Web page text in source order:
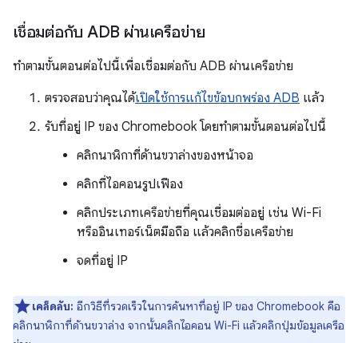
เชื่อมต่อกับ ADB ผ่านเครือข่าย
ทำตามขั้นตอนต่อไปนี้เพื่อเชื่อมต่อกับ ADB ผ่านเครือข่าย
ตรวจสอบว่าคุณได้เปิดใช้การแก้ไขข้อบกพร่อง ADB แล้ว
รับที่อยู่ IP ของ Chromebook โดยทำตามขั้นตอนต่อไปนี้
คลิกนาฬิกาที่ด้านขวาล่างของหน้าจอ
คลิกที่ไอคอนรูปเฟือง
คลิกประเภทเครือข่ายที่คุณเชื่อมต่ออยู่ เช่น Wi-Fi
หรืออินเทอร์เน็ตมือถือ แล้วคลิกชื่อเครือข่าย
จดที่อยู่ IP
เคล็ดลับ: อีกวิธีที่รวดเร็วในการค้นหาที่อยู่ IP ของ Chromebook คือ
คลิกนาฬิกาที่ด้านขวาล่าง จากนั้นคลิกไอคอน Wi-Fi แล้วคลิกปุ่มข้อมูลเครือ